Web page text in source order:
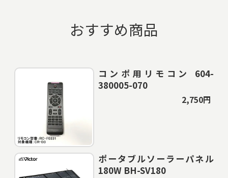
おすすめ商品
コンポ用リモコン 604-
380005-070
2,750円
ポータブルソーラーパネル
180W BH-SV180